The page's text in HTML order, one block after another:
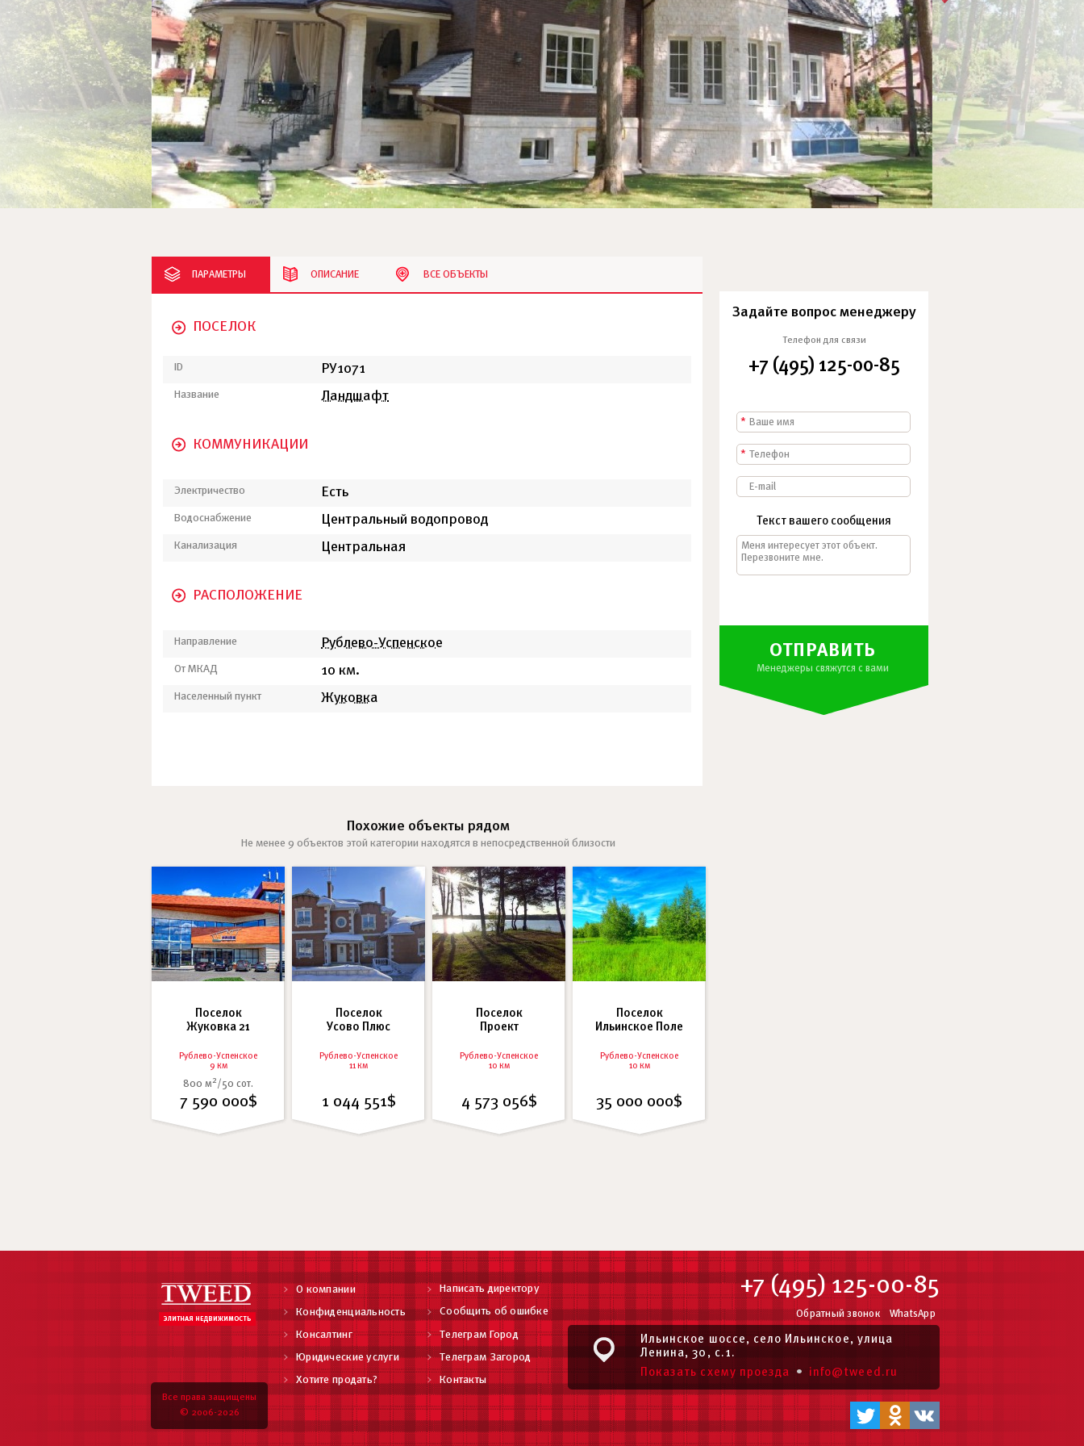
ПАРАМЕТРЫ ОПИСАНИЕ ВСЕ ОБЪЕКТЫ
ПОСЕЛОК
ID РУ1071
Название Ландшафт
КОММУНИКАЦИИ
Электричество Есть
Водоснабжение Центральный водопровод
Канализация Центральная
РАСПОЛОЖЕНИЕ
Направление Рублево-Успенское
От МКАД 10 км.
Населенный пункт Жуковка
Задайте вопрос менеджеру
Телефон для связи
+7 (495) 125-00-85
*
*
Текст вашего сообщения
ОТПРАВИТЬ
Менеджеры свяжутся с вами
Похожие объекты рядом
Не менее 9 объектов этой категории находятся в непосредственной близости
Поселок
Жуковка 21
Рублево-Успенское
9 км
800 м 2 /50 сот.
7 590 000$
Поселок
Усово Плюс
Рублево-Успенское
11 км
1 044 551$
Поселок
Проект
Рублево-Успенское
10 км
4 573 056$
Поселок
Ильинское Поле
Рублево-Успенское
10 км
35 000 000$
Все права защищены
© 2006-2026
О компании
Конфиденциальность
Консалтинг
Юридические услуги
Хотите продать?
Написать директору
Сообщить об ошибке
Телеграм Город
Телеграм Загород
Контакты
+7 (495) 125-00-85
Обратный звонок WhatsApp
Ильинское шоссе, село Ильинское, улица
Ленина, 30, с.1.
Показать схему проезда
• info@tweed.ru